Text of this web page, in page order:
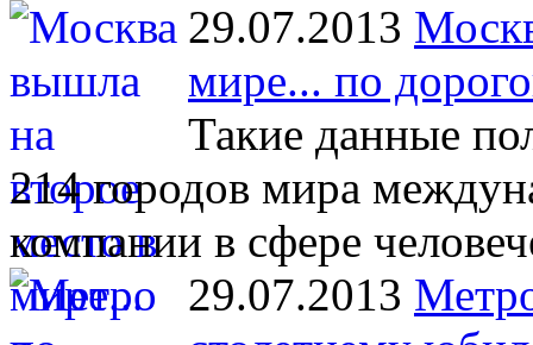
29.07.2013
мире... по
Такие данные
214 городов мира
компании в сфере
29.07.2013